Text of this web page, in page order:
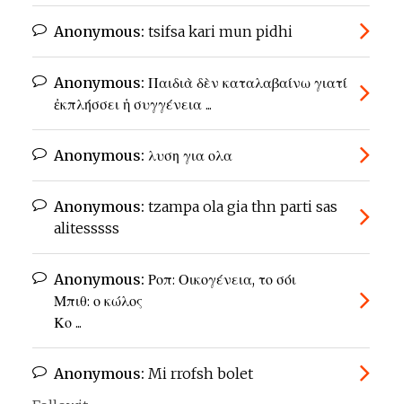
Anonymous: tsifsa kari mun pidhi
Anonymous: Παιδιὰ δὲν καταλαβαίνω γιατί
ἐκπλήσσει ἡ συγγένεια ...
Anonymous: λυση για ολα
Anonymous: tzampa ola gia thn parti sas
alitesssss
Anonymous: Ροπ: Οικογένεια, το σόι
Μπιθ: ο κώλος
Κο ...
Anonymous: Mi rrofsh bolet